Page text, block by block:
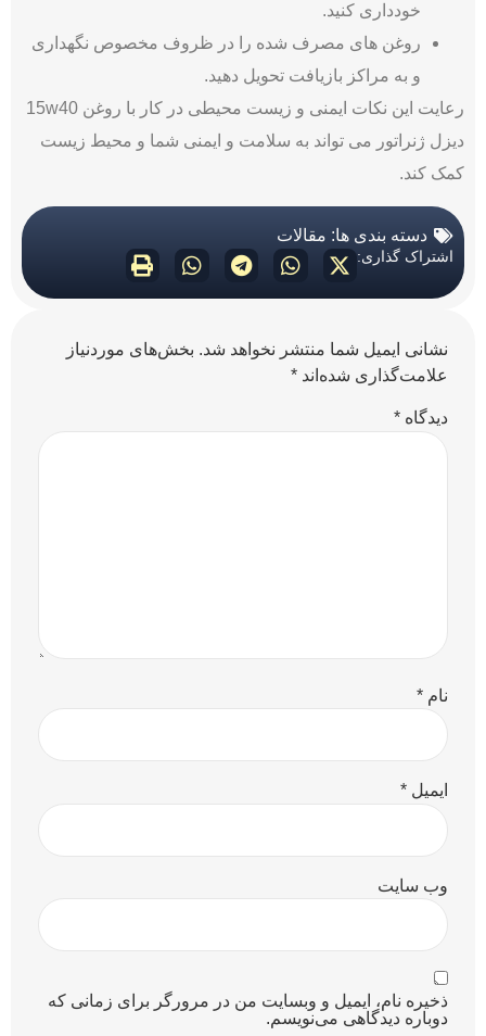
خودداری کنید.
روغن‌ های مصرف ‌شده را در ظروف مخصوص نگهداری
و به مراکز بازیافت تحویل دهید.
رعایت این نکات ایمنی و زیست محیطی در کار با روغن 15w40
دیزل ژنراتور می‌ تواند به سلامت و ایمنی شما و محیط زیست
کمک کند.
دسته بندی ها: مقالات
اشتراک گذاری:
نشانی ایمیل شما منتشر نخواهد شد. بخش‌های موردنیاز
علامت‌گذاری شده‌اند *
دیدگاه *
نام *
ایمیل *
وب‌ سایت
ذخیره نام، ایمیل و وبسایت من در مرورگر برای زمانی که
دوباره دیدگاهی می‌نویسم.